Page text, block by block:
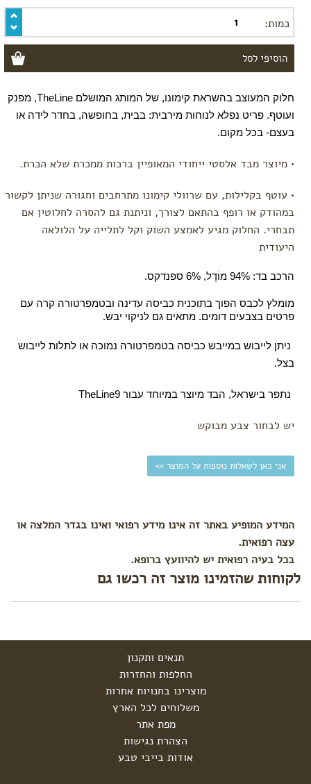
מתיחה
ורידים
בולטים
ורגליים
נפוחות
לידה
עיסוי
פרינאום
כמות:
חלוק המעוצב בהשראת קימונו, של המותג המושלם TheLine,
מפנק
בעצם- בכל מקום.
• מיוצר מבד אלסטי ייחודי המאופיין ברכות ממכרת שלא הכרת.
• עוטף בקלילות, עם שרוולי קימונו מתרחבים וחגורה שניתן לקשור
במהודק או רופף בהתאם לצורך, וניתנת גם להסרה לחלוטין אם
תבחרי. החלוק מגיע לאמצע השוק וקל לתלייה על הלולאה
היעודית
הרכב בד: 94% מוֹדָל, 6% ספנדקס.
פרטים בצבעים דומים. מתאים גם לניקוי יבש.
ניתן לייבוש במייבש כביסה בטמפרטורה נמוכה או לתלות לייבוש
בצל.
נתפר בישראל, הבד מיוצר במיוחד עבור TheLine9
יש לבחור צבע מבוקש
אני כאן לשאלות נוספות על המוצר >>
המידע המופיע באתר זה אינו מידע רפואי ואינו בגדר המלצה או
עצה רפואית.
בכל בעיה רפואית יש להיוועץ ברופא.
לקוחות שהזמינו מוצר זה רכשו גם
תנאים ותקנון
החלפות והחזרות
מוצרינו בחנויות אחרות
משלוחים לכל הארץ
מפת אתר
הצהרת נגישות
אודות בייבי טבע